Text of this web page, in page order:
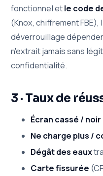
fonctionnel etle code
(Knox, chiffrement FBE),
déverrouillage
n'extrait jamais sans
confidentialité.
3 · Taux de
Écran cassé / noir
Ne charge plus /
Dégât des eaux
Carte fissurée